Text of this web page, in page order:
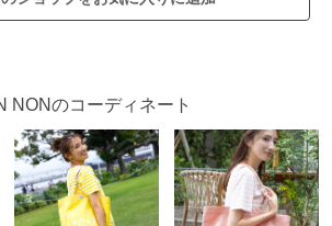
NONのコーディネート